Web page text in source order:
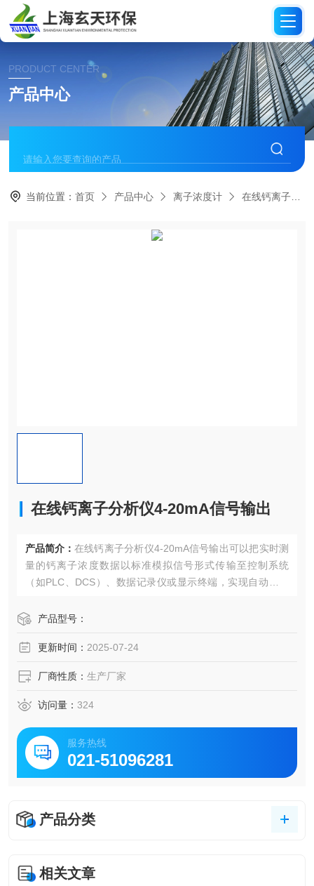
PRODUCT CENTER
产品中心
当前位置：首页 产品中心 离子浓度计 在线钙离子分析仪
在线钙离子分析仪4-20mA信号输出
产品简介： 在线钙离子分析仪4-20mA信号输出可以把实时测
量的钙离子浓度数据以标准模拟信号形式传输至控制系统
（如PLC、DCS）、数据记录仪或显示终端，实现自动化监
产品型号：
更新时间： 2025-07-24
厂商性质： 生产厂家
访问量： 324
服务热线
021-51096281
产品分类
相关文章